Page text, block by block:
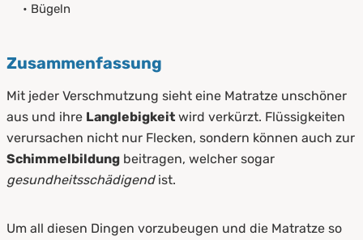
• Bügeln
Zusammenfassung
Mit jeder Verschmutzung sieht eine Matratze unschöner
aus und ihre Langlebigkeit wird verkürzt. Flüssigkeiten
verursachen nicht nur Flecken, sondern können auch zur
Schimmelbildung beitragen, welcher sogar
gesundheitsschädigendist.
Um all diesen Dingen vorzubeugen und die Matratze so